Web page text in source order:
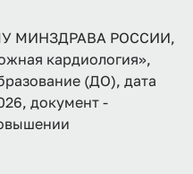
МИНЗДРАВА РОССИИ,
кардиология»,
(ДО), дата
документ -